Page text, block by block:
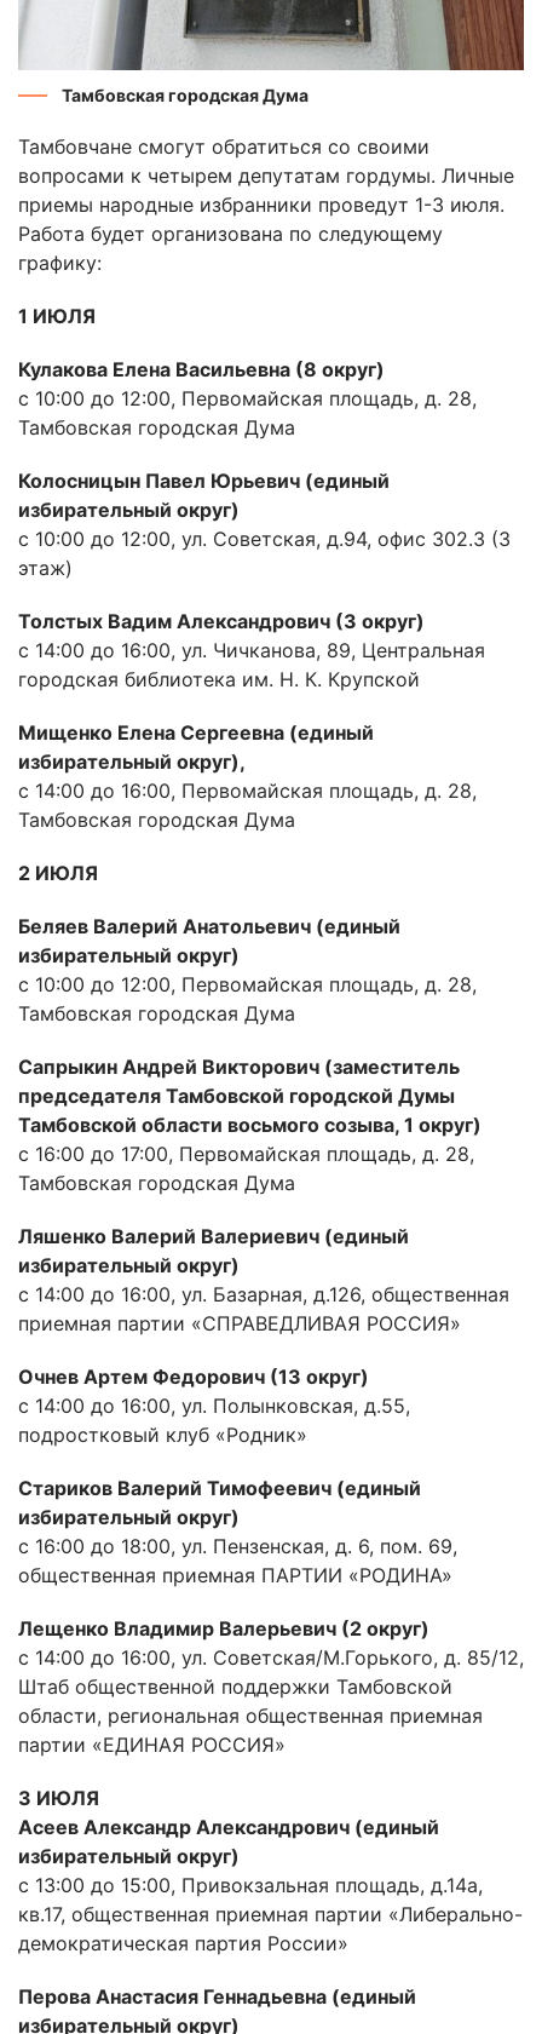
Тамбовская городская Дума
Тамбовчане смогут обратиться со своими
вопросами к четырем депутатам гордумы. Личные
приемы народные избранники проведут 1-3 июля.
Работа будет организована по следующему
графику:
1 ИЮЛЯ
Кулакова Елена Васильевна (8 округ)
с 10:00 до 12:00, Первомайская площадь, д. 28,
Тамбовская городская Дума
Колосницын Павел Юрьевич (единый
избирательный округ)
с 10:00 до 12:00, ул. Советская, д.94, офис 302.3 (3
этаж)
Толстых Вадим Александрович (3 округ)
с 14:00 до 16:00, ул. Чичканова, 89, Центральная
городская библиотека им. Н. К. Крупской
Мищенко Елена Сергеевна (единый
избирательный округ),
с 14:00 до 16:00, Первомайская площадь, д. 28,
Тамбовская городская Дума
2 ИЮЛЯ
Беляев Валерий Анатольевич (единый
избирательный округ)
с 10:00 до 12:00, Первомайская площадь, д. 28,
Тамбовская городская Дума
Сапрыкин Андрей Викторович (заместитель
председателя Тамбовской городской Думы
Тамбовской области восьмого созыва, 1 округ)
с 16:00 до 17:00, Первомайская площадь, д. 28,
Тамбовская городская Дума
Ляшенко Валерий Валериевич (единый
избирательный округ)
с 14:00 до 16:00, ул. Базарная, д.126, общественная
приемная партии «СПРАВЕДЛИВАЯ РОССИЯ»
Очнев Артем Федорович (13 округ)
с 14:00 до 16:00, ул. Полынковская, д.55,
подростковый клуб «Родник»
Стариков Валерий Тимофеевич (единый
избирательный округ)
с 16:00 до 18:00, ул. Пензенская, д. 6, пом. 69,
общественная приемная ПАРТИИ «РОДИНА»
Лещенко Владимир Валерьевич (2 округ)
с 14:00 до 16:00, ул. Советская/М.Горького, д. 85/12,
Штаб общественной поддержки Тамбовской
области, региональная общественная приемная
партии «ЕДИНАЯ РОССИЯ»
3 ИЮЛЯ
Асеев Александр Александрович (единый
избирательный округ)
с 13:00 до 15:00, Привокзальная площадь, д.14а,
кв.17, общественная приемная партии «Либерально-
демократическая партия России»
Перова Анастасия Геннадьевна (единый
избирательный округ)